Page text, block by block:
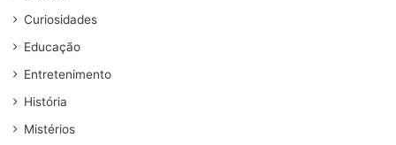
Curiosidades
Educação
Entretenimento
História
Mistérios